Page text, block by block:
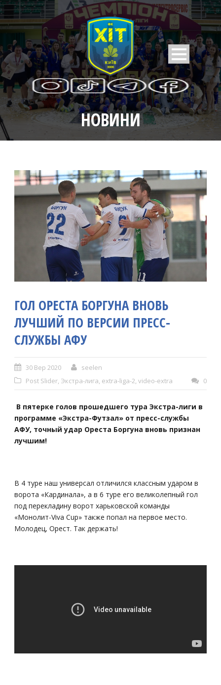
НОВИНИ
ГОЛ ОРЕСТА БОРГУНА ВНОВЬ
ЛУЧШИЙ ПО ВЕРСИИ ПРЕСС-
СЛУЖБЫ АФУ
30 Вер 2020
seelen
Post Slider, Экстра-лига, extra-liga-2, video-extra 0
В пятерке голов прошедшего тура Экстра-лиги в
программе «Экстра-Футзал» от пресс-службы
АФУ, точный удар Ореста Боргуна вновь признан
лучшим!
В 4 туре наш универсал отличился классным ударом в
ворота «Кардинала», а в 6 туре его великолепный гол
под перекладину ворот харьковской команды
«Монолит-Viva Cup» также попал на первое место.
Молодец, Орест. Так держать!